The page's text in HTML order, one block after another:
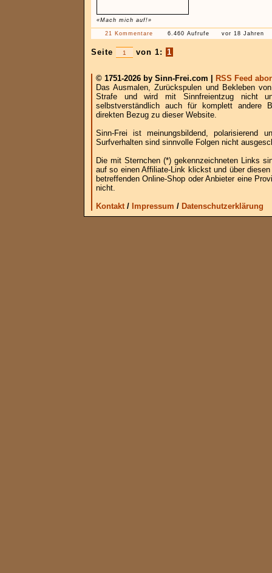
«Mach mich auf!»
21 Kommentare 6.460 Aufrufe vor 18 Jahren
Seite von 1: 1
© 1751-2026 by Sinn-Frei.com |
RSS Feed
Das Ausmalen, Zurückspulen und Bekleben
Strafe und wird mit Sinnfreientzug nicht
selbstverständlich auch für komplett andere
direkten Bezug zu dieser Website.
Sinn-Frei ist meinungsbildend, polarisierend
Surfverhalten sind sinnvolle Folgen nicht
Die mit Sternchen (*) gekennzeichneten Links
auf so einen Affiliate-Link klickst und über
betreffenden Online-Shop oder Anbieter eine
nicht.
Kontakt/ Impressum / Datenschutzerklärung